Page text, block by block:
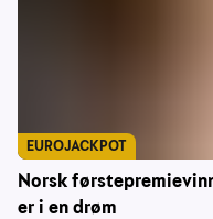
Norsk
er i en drøm
EUROJACKPOT